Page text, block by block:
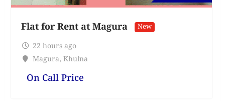
Flat for Rent at Magura New
22 hours ago
Magura, Khulna
On Call Price